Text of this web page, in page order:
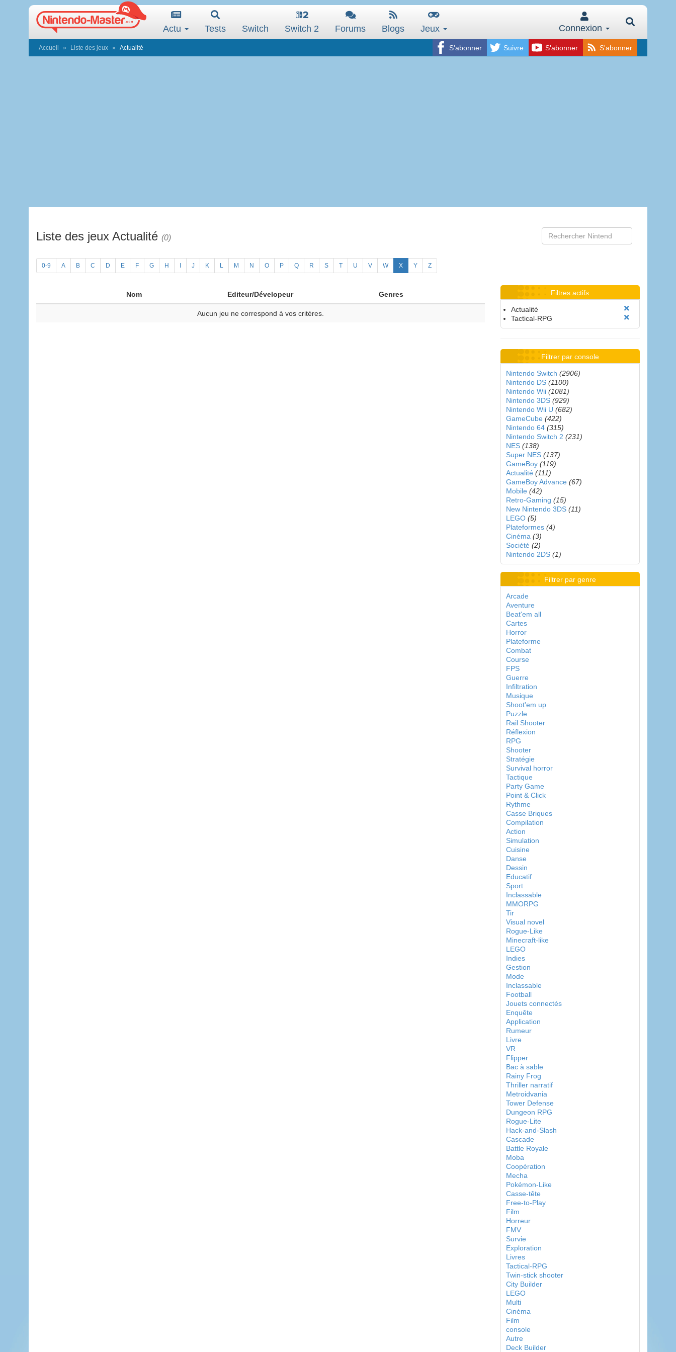
Actu Tests Switch Switch 2 Forums Blogs Jeux Connexion
S'abonner Suivre S'abonner S'abonner
Accueil Liste des jeux Actualité
Liste des jeux Actualité (0)
0-9 A B C D E F G H J K L M N O P Q R S T U V W X Y Z
Nom Editeur/Dévelopeur Genres
Aucun jeu ne correspond à vos critères.
Filtres actifs
Actualité
Tactical-RPG
Filtrer par console
Nintendo Switch (2906)
Nintendo DS (1100)
Nintendo Wii (1081)
Nintendo 3DS (929)
Nintendo Wii U (682)
GameCube (422)
Nintendo 64 (315)
Nintendo Switch 2 (231)
NES (138)
Super NES (137)
GameBoy (119)
Actualité (111)
GameBoy Advance (67)
Mobile (42)
Retro-Gaming (15)
New Nintendo 3DS (11)
LEGO (5)
Plateformes (4)
Cinéma (3)
Société (2)
Nintendo 2DS (1)
Filtrer par genre
Arcade
Aventure
Beat'em all
Cartes
Horror
Plateforme
Combat
Course
FPS
Guerre
Infiltration
Musique
Shoot'em up
Puzzle
Rail Shooter
Réflexion
RPG
Shooter
Stratégie
Survival horror
Tactique
Party Game
Point & Click
Rythme
Casse Briques
Compilation
Action
Simulation
Cuisine
Danse
Dessin
Educatif
Sport
Inclassable
MMORPG
Tir
Visual novel
Rogue-Like
Minecraft-like
LEGO
Indies
Gestion
Mode
Inclassable
Football
Jouets connectés
Enquête
Application
Rumeur
Livre
VR
Flipper
Bac à sable
Rainy Frog
Thriller narratif
Metroidvania
Tower Defense
Dungeon RPG
Rogue-Lite
Hack-and-Slash
Cascade
Battle Royale
Moba
Coopération
Mecha
Pokémon-Like
Casse-tête
Free-to-Play
Film
Horreur
FMV
Survie
Exploration
Livres
Tactical-RPG
Twin-stick shooter
City Builder
LEGO
Multi
Cinéma
Film
console
Autre
Deck Builder